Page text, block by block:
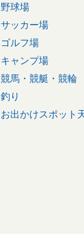
野球場
サッカー場
ゴルフ場
キャンプ場
競馬・競艇・競輪
釣り
お出かけスポット